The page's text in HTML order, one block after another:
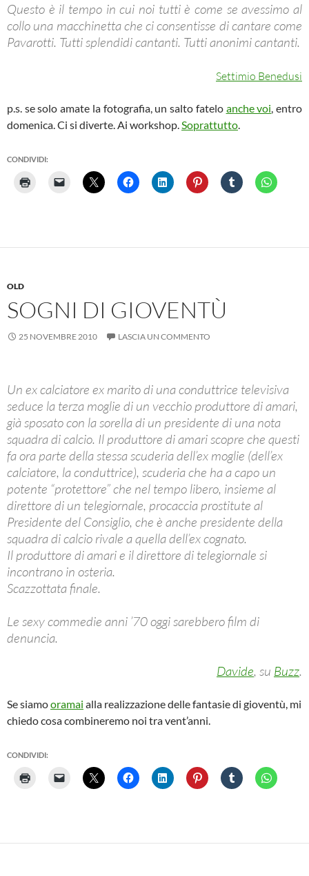
Questo è il tempo in cui noi tutti è come se avessimo al
collo una macchinetta che ci consentisse di cantare come
Pavarotti. Tutti splendidi cantanti. Tutti anonimi cantanti.
Settimio Benedusi
p.s. se solo amate la fotografia, un salto fatelo anche voi, entro
domenica. Ci si diverte. Ai workshop.Soprattutto.
CONDIVIDI:
OLD
SOGNI DI GIOVENTÙ
25 NOVEMBRE 2010 LASCIA UN COMMENTO
Un ex calciatore ex marito di una conduttrice televisiva
seduce la terza moglie di un vecchio produttore di amari,
già sposato con la sorella di un presidente di una nota
squadra di calcio. Il produttore di amari scopre che questi
fa ora parte della stessa scuderia dell’ex moglie (dell’ex
calciatore, la conduttrice), scuderia che ha a capo un
potente “protettore” che nel tempo libero, insieme al
direttore di un telegiornale, procaccia prostitute al
Presidente del Consiglio, che è anche presidente della
squadra di calcio rivale a quella dell’ex cognato.
Il produttore di amari e il direttore di telegiornale si
incontrano in osteria.
Scazzottata finale.
Le sexy commedie anni ’70 oggi sarebbero film di
denuncia.
Davide, su Buzz.
Se siamooramai alla realizzazione delle fantasie di gioventù, mi
chiedo cosa combineremo noi tra vent’anni.
CONDIVIDI: